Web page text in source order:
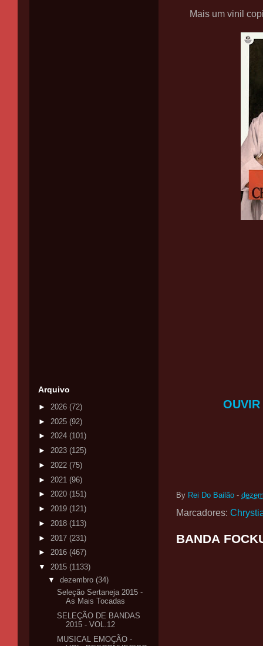
Mais um vinil
By Rei Do Bailão -
Marcadores:
BANDA
Arquivo
► 2026 (72)
► 2025 (92)
► 2024 (101)
► 2023 (125)
► 2022 (75)
► 2021 (96)
► 2020 (151)
► 2019 (121)
► 2018 (113)
► 2017 (231)
► 2016 (467)
▼ 2015 (1133)
▼ dezembro (34)
Seleção Sertaneja 2015 -
As Mais Tocadas
SELEÇÃO DE BANDAS
2015 - VOL.12
MUSICAL EMOÇÃO -